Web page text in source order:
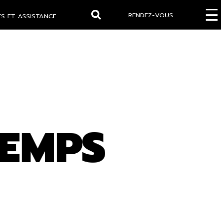
ET ASSISTANCE RENDEZ-VOUS
Rechercher